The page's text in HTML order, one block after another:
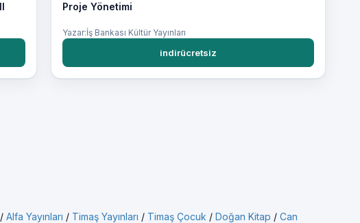
Proje Yönetimi
Yazar:İş Bankası Kültür Yayınları
indirücretsiz
/ Alfa Yayınları / Timaş Yayınları / Timaş Çocuk / Doğan Kitap / Can